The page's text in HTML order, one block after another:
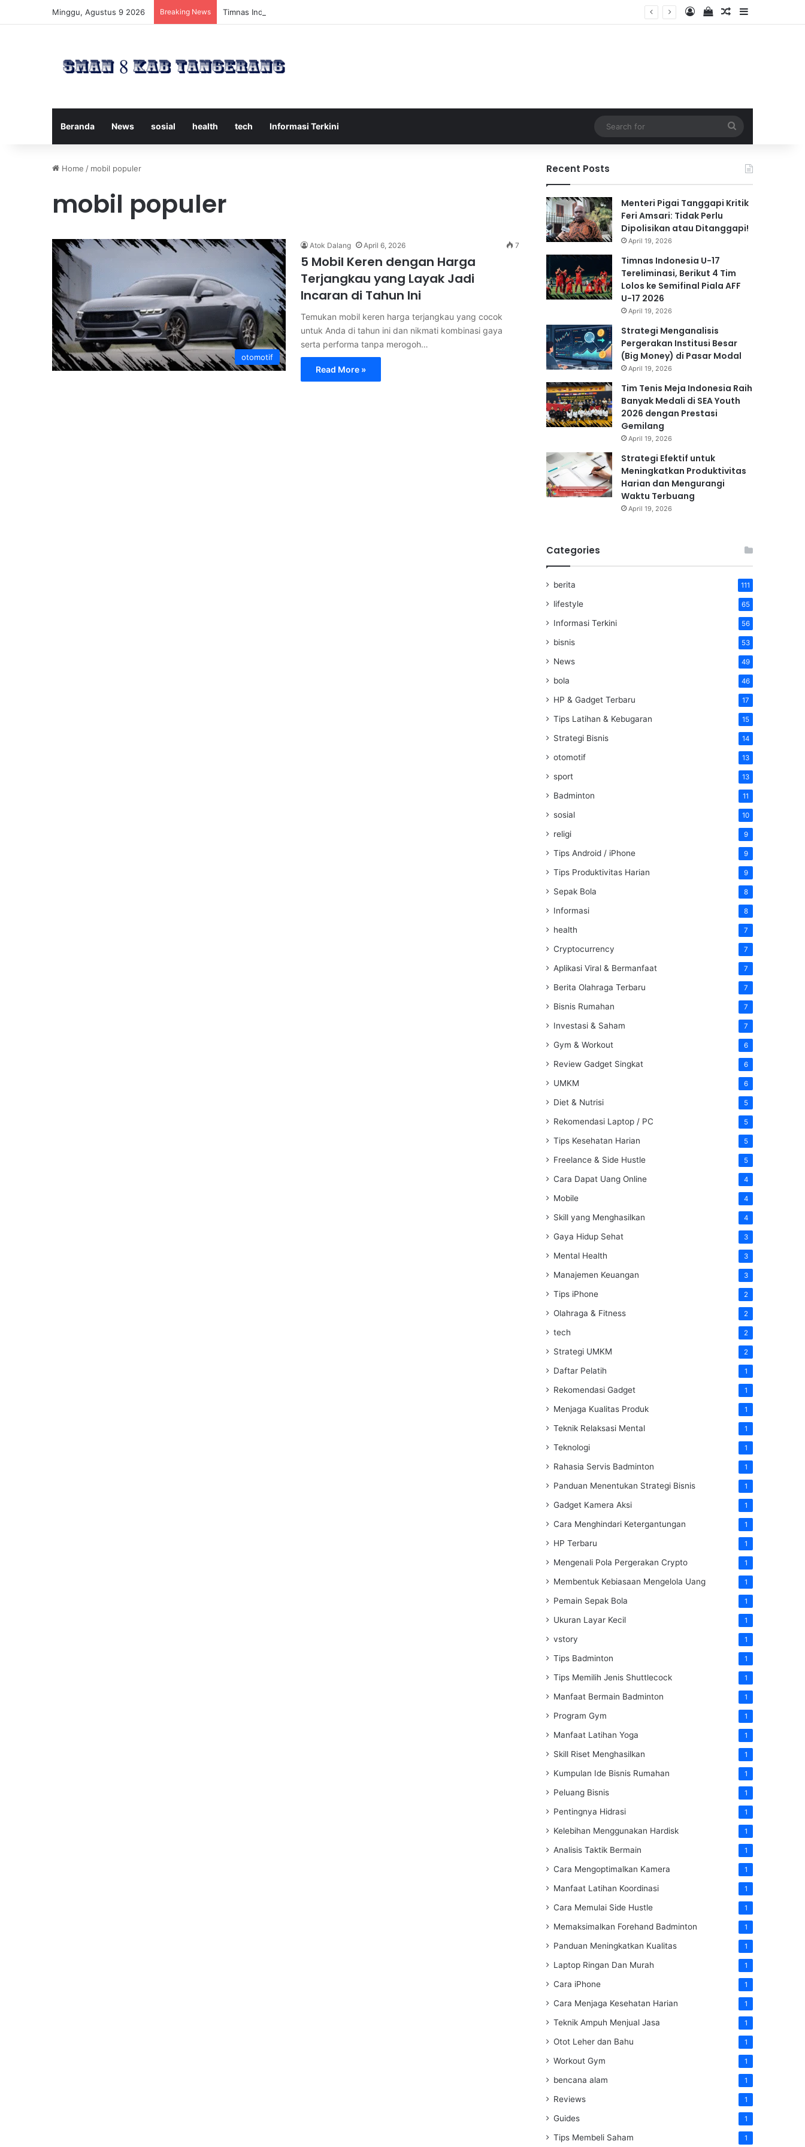
Minggu, Agustus 9 2026 Breaking News Timnas Indonesia U-17 Tereliminasi, Berikut 4 Tim Lolos ke Semifinal Piala AFF U-17 2026 Log InView your
Random Article
Sidebar
Beranda News sosial health tech Informasi Terkini
for
Home / mobil populer
mobil populer
otomotif
Atok Dalang April 6, 2026 7
5 Mobil Keren dengan Harga
Terjangkau yang Layak Jadi
Incaran di Tahun Ini
Temukan mobil keren harga terjangkau yang cocok
untuk Anda di tahun ini dan nikmati kombinasi gaya
serta performa tanpa merogoh…
Read More »
Recent Posts
Menteri Pigai Tanggapi Kritik
Feri Amsari: Tidak Perlu
Dipolisikan atau Ditanggapi!
April 19, 2026
Timnas Indonesia U-17
Tereliminasi, Berikut 4 Tim
Lolos ke Semifinal Piala AFF
U-17 2026
April 19, 2026
Strategi Menganalisis
Pergerakan Institusi Besar
(Big Money) di Pasar Modal
April 19, 2026
Tim Tenis Meja Indonesia Raih
Banyak Medali di SEA Youth
2026 dengan Prestasi
Gemilang
April 19, 2026
Strategi Efektif untuk
Meningkatkan Produktivitas
Harian dan Mengurangi
Waktu Terbuang
April 19, 2026
Categories
berita 111
lifestyle 65
Informasi Terkini 56
bisnis 53
News 49
bola 46
HP & Gadget Terbaru 17
Tips Latihan & Kebugaran 15
Strategi Bisnis 14
otomotif 13
sport 13
Badminton 11
sosial 10
religi 9
Tips Android / iPhone 9
Tips Produktivitas Harian 9
Sepak Bola 8
Informasi 8
health 7
Cryptocurrency 7
Aplikasi Viral & Bermanfaat 7
Berita Olahraga Terbaru 7
Bisnis Rumahan 7
Investasi & Saham 7
Gym & Workout 6
Review Gadget Singkat 6
UMKM 6
Diet & Nutrisi 5
Rekomendasi Laptop / PC 5
Tips Kesehatan Harian 5
Freelance & Side Hustle 5
Cara Dapat Uang Online 4
Mobile 4
Skill yang Menghasilkan 4
Gaya Hidup Sehat 3
Mental Health 3
Manajemen Keuangan 3
Tips iPhone 2
Olahraga & Fitness 2
tech 2
Strategi UMKM 2
Daftar Pelatih 1
Rekomendasi Gadget 1
Menjaga Kualitas Produk 1
Teknik Relaksasi Mental 1
Teknologi 1
Rahasia Servis Badminton 1
Panduan Menentukan Strategi Bisnis 1
Gadget Kamera Aksi 1
Cara Menghindari Ketergantungan 1
HP Terbaru 1
Mengenali Pola Pergerakan Crypto 1
Membentuk Kebiasaan Mengelola Uang 1
Pemain Sepak Bola 1
Ukuran Layar Kecil 1
vstory 1
Tips Badminton 1
Tips Memilih Jenis Shuttlecock 1
Manfaat Bermain Badminton 1
Program Gym 1
Manfaat Latihan Yoga 1
Skill Riset Menghasilkan 1
Kumpulan Ide Bisnis Rumahan 1
Peluang Bisnis 1
Pentingnya Hidrasi 1
Kelebihan Menggunakan Hardisk 1
Analisis Taktik Bermain 1
Cara Mengoptimalkan Kamera 1
Manfaat Latihan Koordinasi 1
Cara Memulai Side Hustle 1
Memaksimalkan Forehand Badminton 1
Panduan Meningkatkan Kualitas 1
Laptop Ringan Dan Murah 1
Cara iPhone 1
Cara Menjaga Kesehatan Harian 1
Teknik Ampuh Menjual Jasa 1
Otot Leher dan Bahu 1
Workout Gym 1
bencana alam 1
Reviews 1
Guides 1
Tips Membeli Saham 1